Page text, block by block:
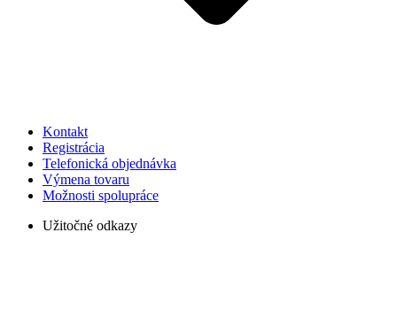
Kontakt
Registrácia
Telefonická objednávka
Výmena tovaru
Možnosti spolupráce
Užitočné odkazy